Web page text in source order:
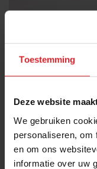
Toestemming
Deze website
We gebruiken
personaliseren, om
en om ons
informatie over uw
A taste of